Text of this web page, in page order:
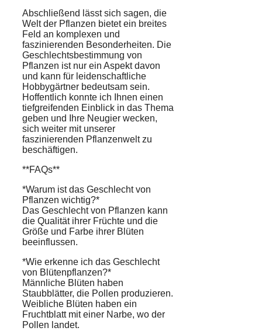
Abschließend lässt sich sagen, die
Welt der Pflanzen bietet ein breites
Feld an komplexen und
faszinierenden Besonderheiten. Die
Geschlechtsbestimmung von
Pflanzen ist nur ein Aspekt davon
und kann für leidenschaftliche
Hobbygärtner bedeutsam sein.
Hoffentlich konnte ich Ihnen einen
tiefgreifenden Einblick in das Thema
geben und Ihre Neugier wecken,
sich weiter mit unserer
faszinierenden Pflanzenwelt zu
beschäftigen.
**FAQs**
*Warum ist das Geschlecht von
Pflanzen wichtig?*
Das Geschlecht von Pflanzen kann
die Qualität ihrer Früchte und die
Größe und Farbe ihrer Blüten
beeinflussen.
*Wie erkenne ich das Geschlecht
von Blütenpflanzen?*
Männliche Blüten haben
Staubblätter, die Pollen produzieren.
Weibliche Blüten haben ein
Fruchtblatt mit einer Narbe, wo der
Pollen landet.